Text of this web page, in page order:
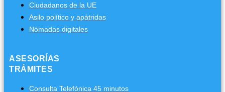
Ciudadanos de la UE
Asilo político y apátridas
Nómadas digitales
ASESORÍAS
TRÁMITES
Consulta Telefónica 45 minutos